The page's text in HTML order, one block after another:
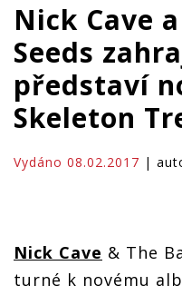
Nick Cave
Seeds
představí
Skeleton
Vydáno 08.02.2017 |
Nick Cave & The
turné k novému